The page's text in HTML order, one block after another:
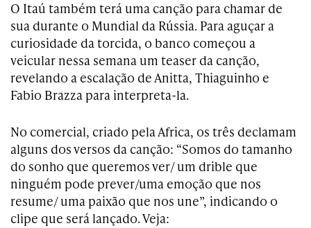
O Itaú também terá uma canção para chamar de
sua durante o Mundial da Rússia. Para aguçar a
curiosidade da torcida, o banco começou a
veicular nessa semana um teaser da canção,
revelando a escalação de Anitta, Thiaguinho e
Fabio Brazza para interpreta-la.
No comercial, criado pela Africa, os três declamam
alguns dos versos da canção: “Somos do tamanho
do sonho que queremos ver/ um drible que
ninguém pode prever/uma emoção que nos
resume/ uma paixão que nos une”, indicando o
clipe que será lançado. Veja: